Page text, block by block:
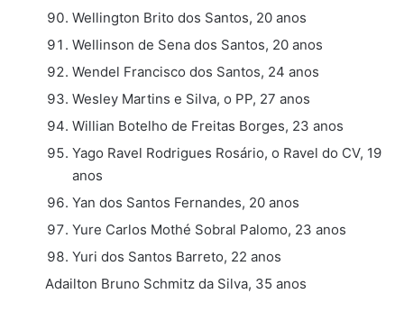
Wellington Brito dos Santos, 20 anos
Wellinson de Sena dos Santos, 20 anos
Wendel Francisco dos Santos, 24 anos
Wesley Martins e Silva, o PP, 27 anos
Willian Botelho de Freitas Borges, 23 anos
Yago Ravel Rodrigues Rosário, o Ravel do CV, 19
anos
Yan dos Santos Fernandes, 20 anos
Yure Carlos Mothé Sobral Palomo, 23 anos
Yuri dos Santos Barreto, 22 anos
Adailton Bruno Schmitz da Silva, 35 anos